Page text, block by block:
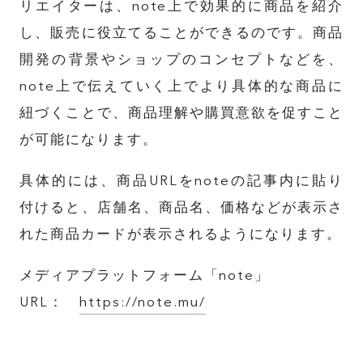
TOP
リエイターは、note上で効果的に商品を紹介
し、販売に役立てることができるのです。商品
開発の背景やショップのコンセプトなどを、
note上で伝えていく上でより具体的な商品に
紐づくことで、商品理解や購買意欲を促すこと
が可能になります。
具体的には、商品URLをnoteの記事内に貼り
付けると、店舗名、商品名、価格などが表示さ
れた商品カードが表示されるようになります。
メディアプラットフォーム「note」
URL：https://note.mu/